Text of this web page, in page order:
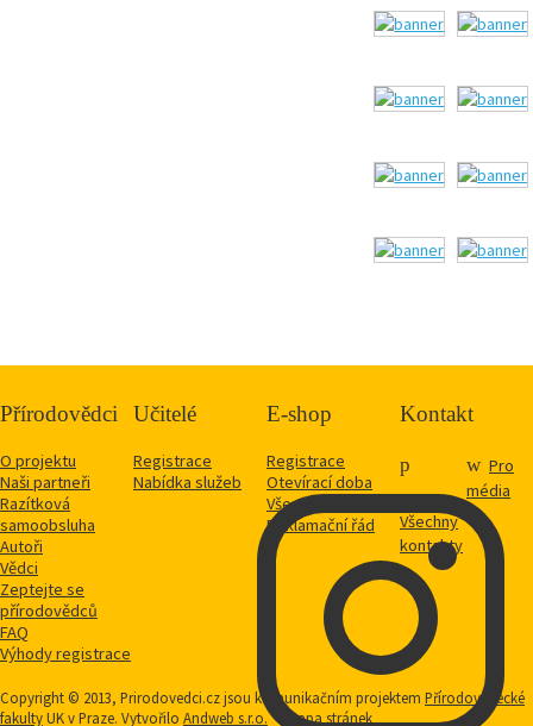
Přírodovědci
O projektu
Naši partneři
Razítková
samoobsluha
Autoři
Vědci
Zeptejte se
přírodovědců
FAQ
Výhody registrace
Učitelé
Registrace
Nabídka služeb
E-shop
Registrace
Otevírací doba
Vše o nákupu
Reklamační řád
Kontakt
Všechny
kontakty
Pro
média
Copyright © 2013, Prirodovedci.cz jsou komunikačním projektem Přírodovědecké
fakultyUK v Praze. Vytvořilo Andweb s.r.o. Mapa stránek